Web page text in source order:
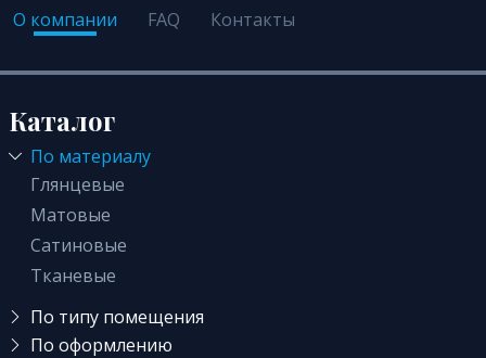
О компании
FAQ Контакты
Каталог
По материалу
Глянцевые
Матовые
Сатиновые
Тканевые
По типу помещения
В детскую
По оформлению